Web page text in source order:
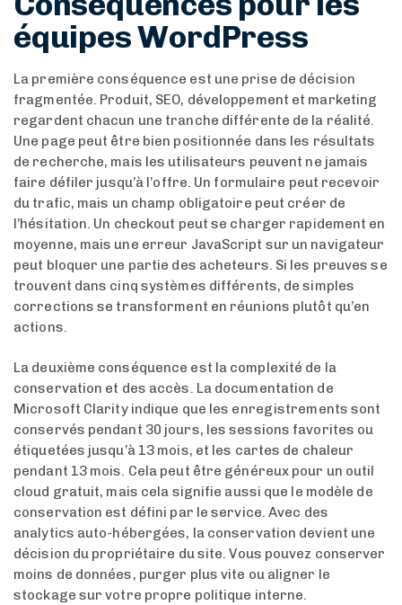
équipes WordPress
La première conséquence est une prise de décision
fragmentée. Produit, SEO, développement et marketing
regardent chacun une tranche différente de la réalité.
Une page peut être bien positionnée dans les résultats
de recherche, mais les utilisateurs peuvent ne jamais
faire défiler jusqu’à l’offre. Un formulaire peut recevoir
du trafic, mais un champ obligatoire peut créer de
l’hésitation. Un checkout peut se charger rapidement en
moyenne, mais une erreur JavaScript sur un navigateur
peut bloquer une partie des acheteurs. Si les preuves se
trouvent dans cinq systèmes différents, de simples
corrections se transforment en réunions plutôt qu’en
actions.
La deuxième conséquence est la complexité de la
conservation et des accès. La documentation de
Microsoft Clarity indique que les enregistrements sont
conservés pendant 30 jours, les sessions favorites ou
étiquetées jusqu’à 13 mois, et les cartes de chaleur
pendant 13 mois. Cela peut être généreux pour un outil
cloud gratuit, mais cela signifie aussi que le modèle de
conservation est défini par le service. Avec des
analytics auto-hébergées, la conservation devient une
décision du propriétaire du site. Vous pouvez conserver
moins de données, purger plus vite ou aligner le
stockage sur votre propre politique interne.